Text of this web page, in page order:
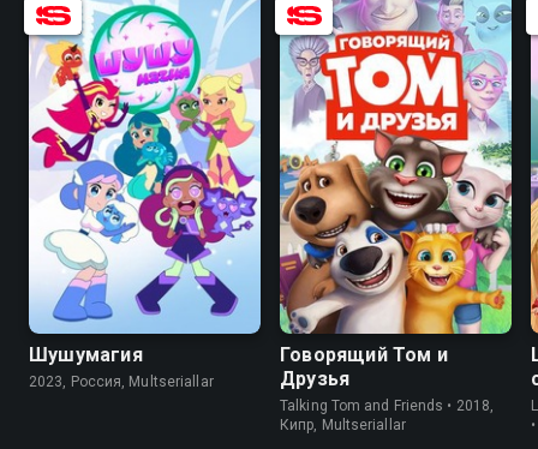
8.9 6.6
Шушумагия
2023, Россия, Multseriallar
9.0 6.2
Говорящий Том и
Друзья
Talking Tom and Friends • 2018,
Кипр, Multseriallar